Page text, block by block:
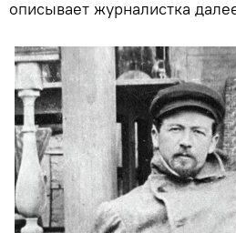
описывает журналистка